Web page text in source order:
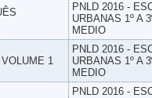
PNLD 2016 -
URBANAS 1º A
MEDIO
1
PNLD 2016 -
URBANAS 1º A
MEDIO
PNLD 2016 -